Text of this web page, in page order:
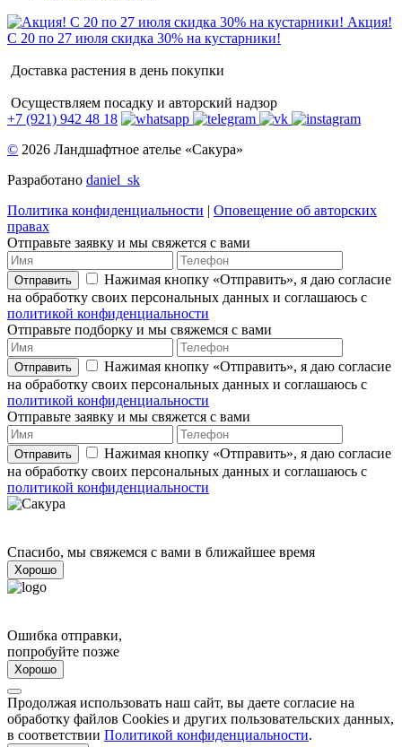
Акция!
С 20 по 27 июля скидка 30% на кустарники!
Доставка растения в день покупки
Осуществляем посадку и авторский надзор
+7 (921) 942 48 18
© 2026 Ландшафтное ателье «Сакура»
Разработано daniel_sk
Политика конфиденциальности | Оповещение об авторских
правах
Отправьте заявку и мы свяжется с вами
Отправить
Нажимая кнопку «Отправить», я даю согласие
на обработку своих персональных данных и соглашаюсь с
политикой конфиденциальности
Отправьте подборку и мы свяжемся с вами
Отправить
Нажимая кнопку «Отправить», я даю согласие
на обработку своих персональных данных и соглашаюсь с
политикой конфиденциальности
Отправьте заявку и мы свяжется с вами
Отправить
Нажимая кнопку «Отправить», я даю согласие
на обработку своих персональных данных и соглашаюсь с
политикой конфиденциальности
Спасибо, мы свяжемся с вами в ближайшее время
Хорошо
Ошибка отправки,
попробуйте позже
Хорошо
Продолжая использовать наш сайт, вы даете согласие на
обработку файлов Cookies и других пользовательских данных,
в соответствии Политикой конфиденциальности.